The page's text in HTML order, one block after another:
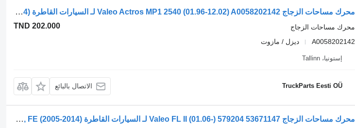
محرك مساحات الزجاج Valeo Actros MP1 2540 (01.96-12.02) A0058202142 لـ السيارات القاطرة Mercedes-Benz Actros, Axor MP1, MP2, MP3 (1996-2014)
TND 202.000
محرك مساحات الزجاج
A0058202142
ديزل / مازوت
إستونيا، Tallinn
TruckParts Eesti OÜ الاتصال بالبائع
محرك مساحات الزجاج Valeo FL II (01.06-) 579204 53671147 لـ السيارات القاطرة Volvo FL, FE (2005-2014)